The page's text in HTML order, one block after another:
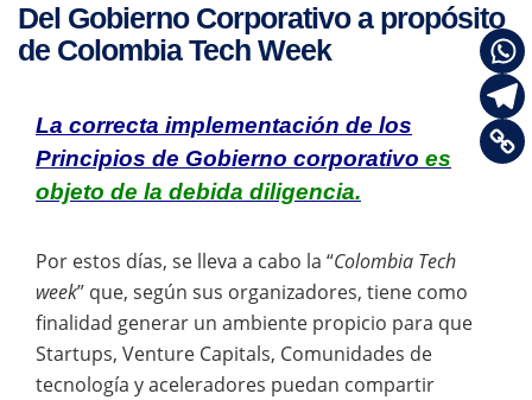
Del Gobierno Corporativo a propósito
de Colombia Tech Week
La correcta implementación de los
Principios de Gobierno corporativo es
objeto de la debida diligencia.
Por estos días, se lleva a cabo la “Colombia Tech
week” que, según sus organizadores, tiene como
finalidad generar un ambiente propicio para que
Startups, Venture Capitals, Comunidades de
tecnología y aceleradores puedan compartir